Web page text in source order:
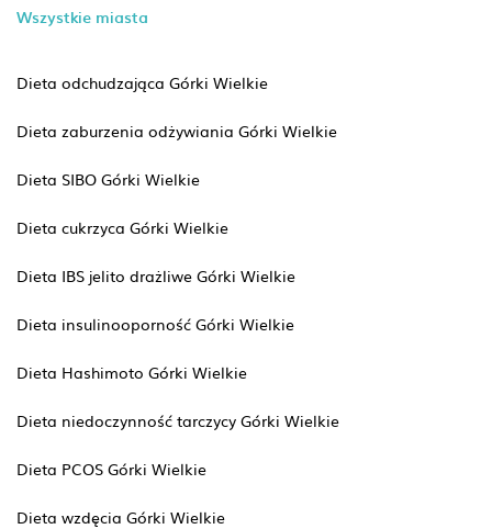
Wszystkie miasta
Dieta odchudzająca Górki Wielkie
Dieta zaburzenia odżywiania Górki Wielkie
Dieta SIBO Górki Wielkie
Dieta cukrzyca Górki Wielkie
Dieta IBS jelito drażliwe Górki Wielkie
Dieta insulinooporność Górki Wielkie
Dieta Hashimoto Górki Wielkie
Dieta niedoczynność tarczycy Górki Wielkie
Dieta PCOS Górki Wielkie
Dieta wzdęcia Górki Wielkie